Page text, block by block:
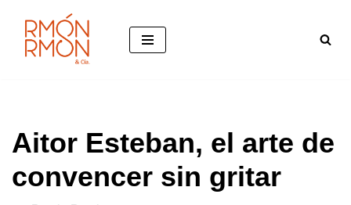
Saltar
Aitor Esteban, el arte de
convencer sin gritar